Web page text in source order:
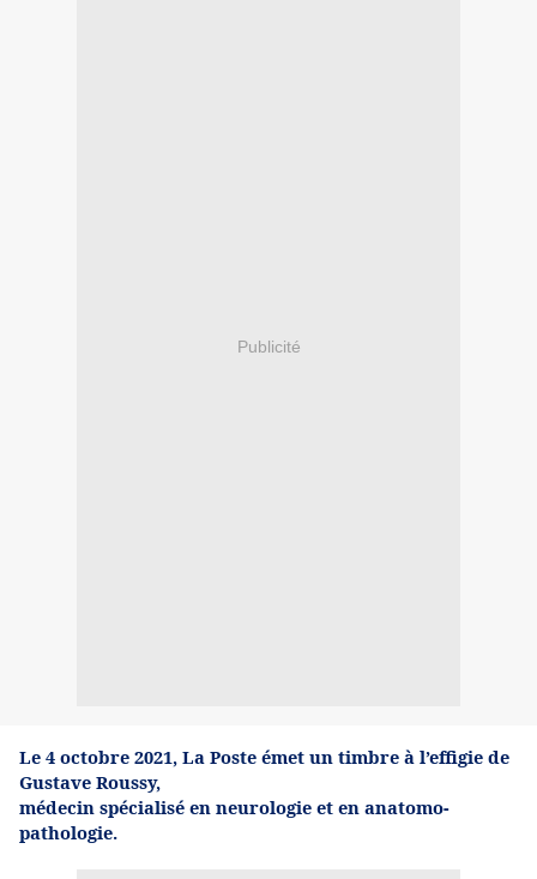
Publicité
Le 4 octobre 2021, La Poste émet un timbre à l’effigie de
Gustave Roussy,
médecin spécialisé en neurologie et en anatomo-
pathologie.